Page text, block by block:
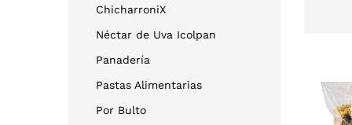
ChicharroniX
Néctar de Uva Icolpan
Panadería
Pastas Alimentarias
Por Bulto